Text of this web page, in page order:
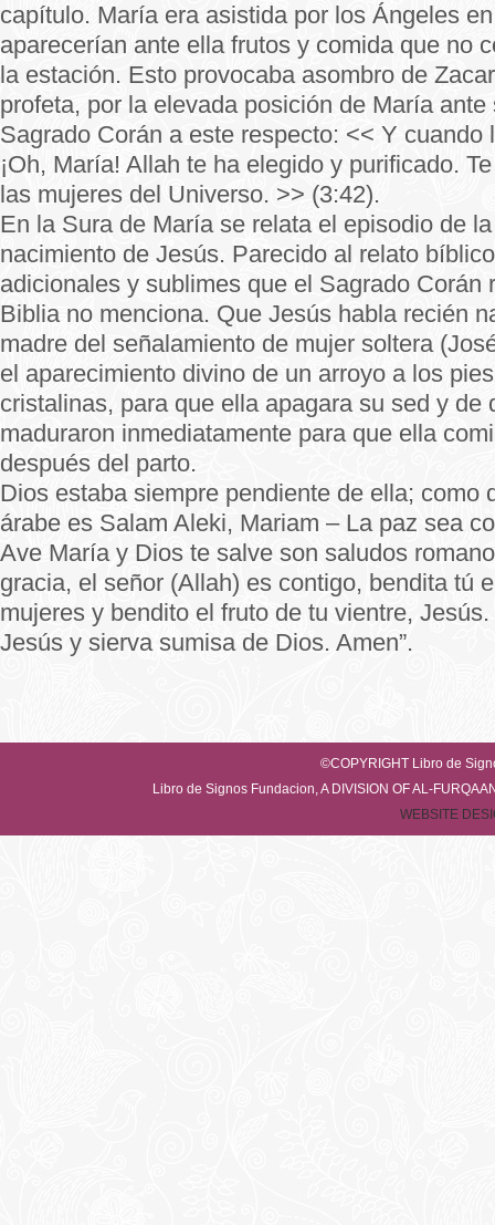
capítulo. María era asistida por los Ángeles
aparecerían ante ella frutos y comida que no
la estación. Esto provocaba asombro de
profeta, por la elevada posición de María
Sagrado Corán a este respecto: << Y cuando
¡Oh, María! Allah te ha elegido y purificado.
las mujeres del Universo. >> (3:42).
En la Sura de María se relata el episodio de
nacimiento de Jesús. Parecido al relato
adicionales y sublimes que el Sagrado Corán
Biblia no menciona. Que Jesús habla recién
madre del señalamiento de mujer soltera
el aparecimiento divino de un arroyo a los
cristalinas, para que ella apagara su sed y de
maduraron inmediatamente para que ella
después del parto.
Dios estaba siempre pendiente de ella; como
árabe es Salam Aleki, Mariam – La paz sea
Ave María y Dios te salve son saludos
gracia, el señor (Allah) es contigo, bendita tú
mujeres y bendito el fruto de tu vientre,
Jesús y sierva sumisa de Dios. Amen”.
©COPYRIGHT Libro de
Libro de Signos Fundacion, A DIVISION OF AL-
WEBSITE